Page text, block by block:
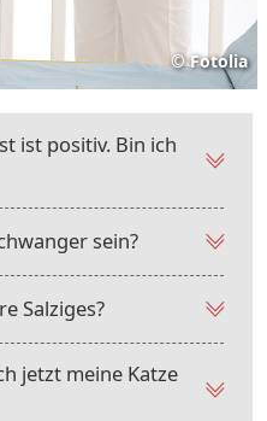
© Fotolia
ist positiv. Bin ich
sein?
Salziges?
jetzt meine Katze